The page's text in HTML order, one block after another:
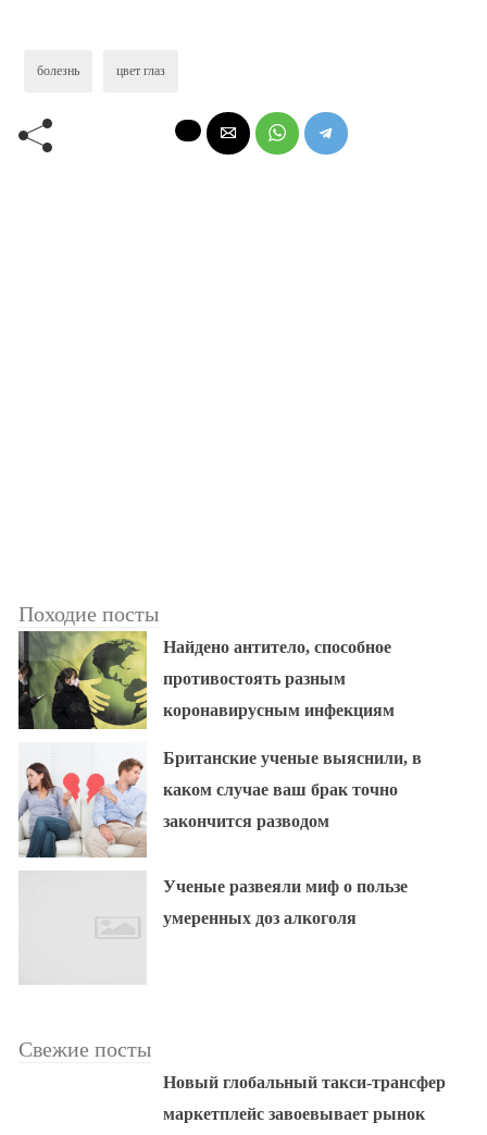
болезнь цвет глаз
Походие посты
Найдено антитело, способное
противостоять разным
коронавирусным инфекциям
Британские ученые выяснили, в
каком случае ваш брак точно
закончится разводом
Ученые развеяли миф о пользе
умеренных доз алкоголя
Свежие посты
Новый глобальный такси-трансфер
маркетплейс завоевывает рынок